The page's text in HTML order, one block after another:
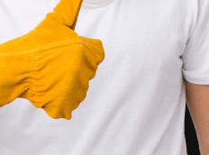
açıklıyoruz.
Döngüsü Uygulayın
çamaşır makinesinin suyu
kontrol edin. Çoğu
düşene kadar kapıyı
sıfırlayın: fişi çekip 5-10
takın. Bu işlem, elektronik